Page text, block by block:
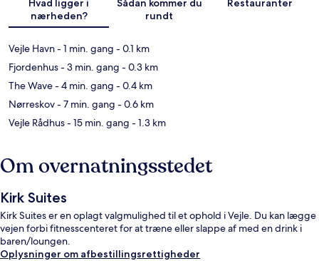
Hvad ligger i
nærheden?
Sådan kommer du
rundt
Restauranter
Vejle Havn- 1 min. gang - 0.1 km
Fjordenhus- 3 min. gang - 0.3 km
The Wave- 4 min. gang - 0.4 km
Nørreskov- 7 min. gang - 0.6 km
Vejle Rådhus- 15 min. gang - 1.3 km
Om overnatningsstedet
Kirk Suites
Kirk Suites er en oplagt valgmulighed til et ophold i Vejle. Du kan lægge
vejen forbi fitnesscenteret for at træne eller slappe af med en drink i
baren/loungen.
Oplysninger om afbestillingsrettigheder